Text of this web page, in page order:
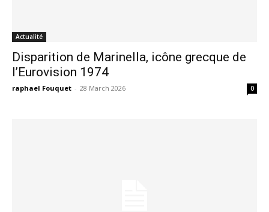
Actualité
Disparition de Marinella, icône grecque de
l’Eurovision 1974
raphael Fouquet - 28 March 2026 0